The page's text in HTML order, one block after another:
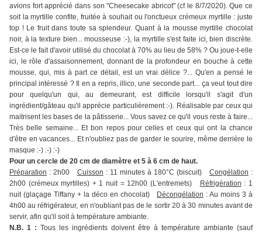
avions fort apprécié dans son "Cheesecake abricot" (cf le 8/7/2020). Que ce
soit la myrtille confite, fruitée à souhait ou l'onctueux crémeux myrtille : juste
top ! Le fruit dans toute sa splendeur. Quant à la mousse myrtille chocolat
noir, à la texture bien... mousseuse :-), la myrtille s'est faite ici, bien discrète.
Est-ce le fait d'avoir utilisé du chocolat à 70% au lieu de 58% ? Ou joue-t-elle
ici, le rôle d'assaisonnement, donnant de la profondeur en bouche à cette
mousse, qui, mis à part ce détail, est un vrai délice ?... Qu'en a pensé le
principal intéressé ? Il en a repris, illico, une seconde part... ça veut tout dire
pour quelqu'un qui, au demeurant, est difficile lorsqu'il s'agit d'un
ingrédient/gâteau qu'il apprécie particulièrement :-). Réalisable par ceux qui
maitrisent les bases de la pâtisserie... Vous savez ce qu'il vous reste à faire...
Très belle semaine... Et bon repos pour celles et ceux qui ont la chance
d'être en vacances... Et n'oubliez pas de garder le sourire, même derrière le
masque :-) :-) :-)
Pour un cercle de 20 cm de diamètre et 5 à 6 cm de haut.
Préparation : 2h00 Cuisson : 11 minutes à 180°C (biscuit) Congélation :
2h00 (crémeux myrtilles) + 1 nuit = 12h00 (L'entremets)
Réfrigération : 1
nuit (glaçage Tiffany + la déco en chocolat)
Décongélation : Au moins 3 à
4h00 au réfrigérateur, en n'oubliant pas de le sortir 20 à 30 minutes avant de
servir, afin qu'il soit à température ambiante.
N.B. 1 : Tous les ingrédients doivent être à température ambiante (sauf